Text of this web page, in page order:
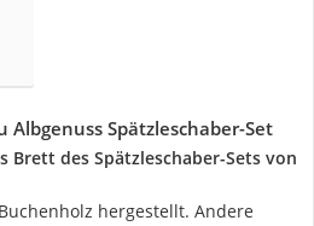
Spätzleschaber-Set
Brett des Spätzleschaber-Sets von
hergestellt. Andere